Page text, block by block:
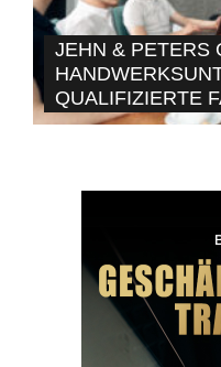
JEHN & PETERS
QUALIFIZIERTE